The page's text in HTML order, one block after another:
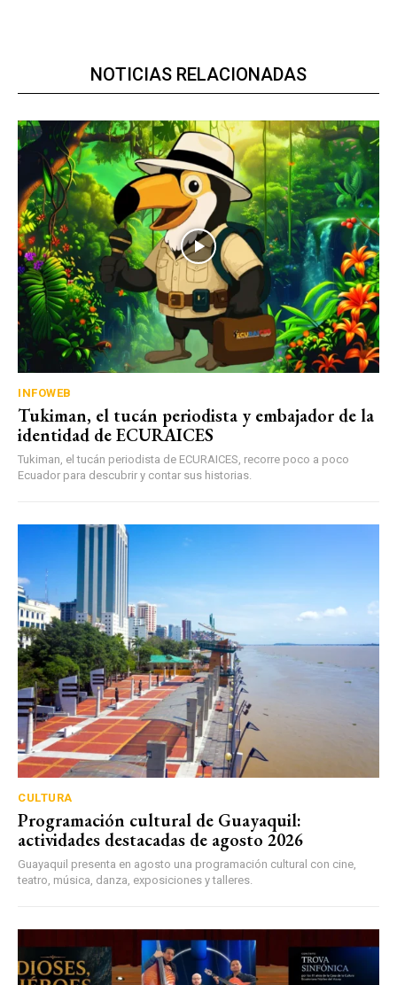
NOTICIAS RELACIONADAS
INFOWEB
Tukiman, el tucán periodista y embajador de la
identidad de ECURAICES
Tukiman, el tucán periodista de ECURAICES, recorre poco a poco
Ecuador para descubrir y contar sus historias.
CULTURA
Programación cultural de Guayaquil:
actividades destacadas de agosto 2026
Guayaquil presenta en agosto una programación cultural con cine,
teatro, música, danza, exposiciones y talleres.